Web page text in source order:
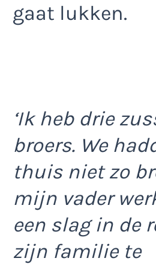
gaat lukken.
‘Ik heb drie
broers. We
thuis niet zo
mijn vader
een slag in de
zijn familie te